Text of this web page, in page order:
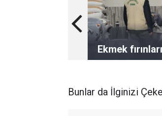
Ekmek
Bunlar da İlginizi